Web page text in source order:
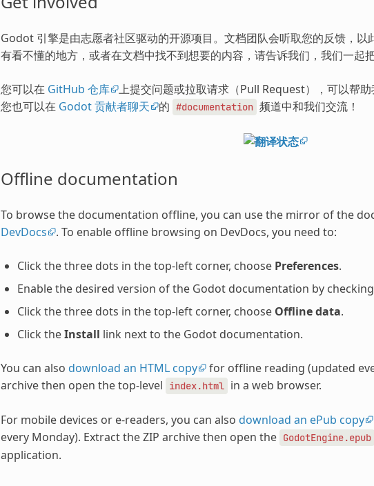
Godot 引擎是由志愿者社区驱动的开源项目。文档团队会听取您的反馈，以
有看不懂的地方，或者在文档中找不到想要的内容，请告诉我们，我们一起
您可以在 GitHub 仓库 上提交问题或拉取请求（Pull Request），可以帮助
您也可以在 Godot 贡献者聊天 的 #documentation 频道中和我们交流！
Offline documentation
To browse the documentation offline, you can use the mirror of the
DevDocs
. To enable offline browsing on DevDocs, you need to:
Click the three dots in the top-left corner, choose Preferences.
Enable the desired version of the Godot documentation by
Click the three dots in the top-left corner, choose Offline data.
Click theInstall link next to the Godot documentation.
You can also download an HTML copy for offline reading (updated
archive then open the top-level
index.html in a web browser.
For mobile devices or e-readers, you can also download an ePub copy
every Monday). Extract the ZIP archive then open the GodotEngine.epub
application.